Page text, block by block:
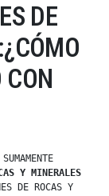
DE
Y MINERALES
DE ROCAS Y